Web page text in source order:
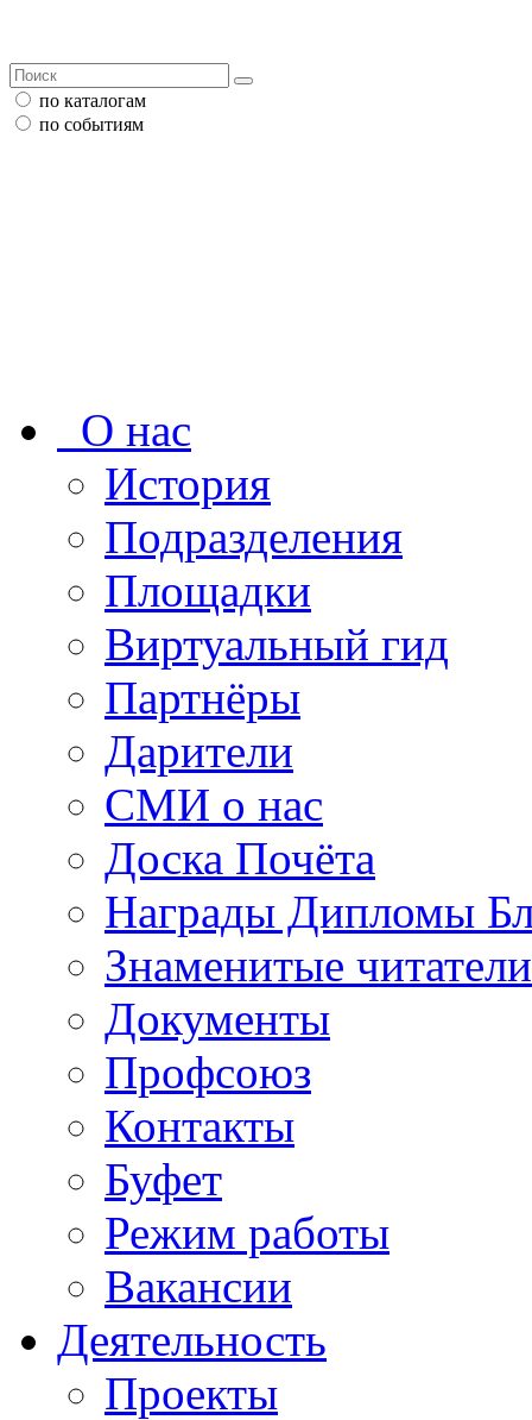
по каталогам
по событиям
О нас
История
Подразделения
Площадки
Виртуальный гид
Партнёры
Дарители
СМИ о нас
Доска Почёта
Награды Дипломы
Знаменитые
Документы
Профсоюз
Контакты
Буфет
Режим работы
Вакансии
Деятельность
Проекты